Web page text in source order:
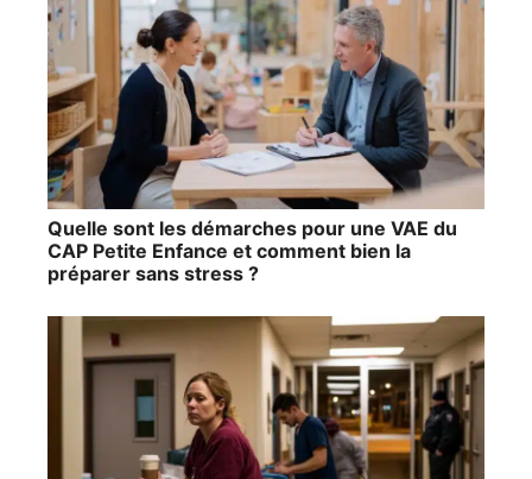
Quelle sont les démarches pour une VAE du
CAP Petite Enfance et comment bien la
préparer sans stress ?